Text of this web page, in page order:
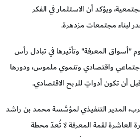
ويؤكد أن الاستثمار في الفكر
لبناء مجتمعات مزدهرة.
المعرفة" وتأثيرها في تبادل رأس
اجتماعي واقتصادي وتنموي ملموس، ودورها
أن تكون أدواتٍ للربح الاقتصادي.
المدير التنفيذي لمؤسَّسة محمد بن راشد
العاشرة لقمة المعرفة لا تُعدّ محطة